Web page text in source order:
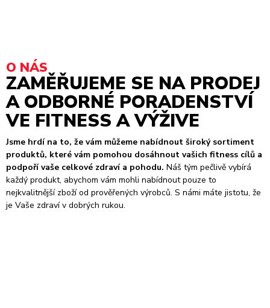
O NÁS
ZAMĚŘUJEME SE NA PRODEJ
A ODBORNÉ PORADENSTVÍ
VE FITNESS A VÝŽIVE
Jsme hrdí na to, že vám můžeme nabídnout široký sortiment
produktů, které vám pomohou dosáhnout vašich fitness cílů a
podpoří vaše celkové zdraví a pohodu. Náš tým pečlivě vybírá
každý produkt, abychom vám mohli nabídnout pouze to
nejkvalitnější zboží od prověřených výrobců. S námi máte jistotu, že
je Vaše zdraví v dobrých rukou.